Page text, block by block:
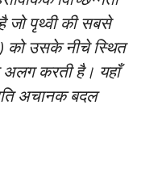
जो पृथ्वी की सबसे
को उसके नीचे स्थित
करती है। यहाँ
अचानक बदल